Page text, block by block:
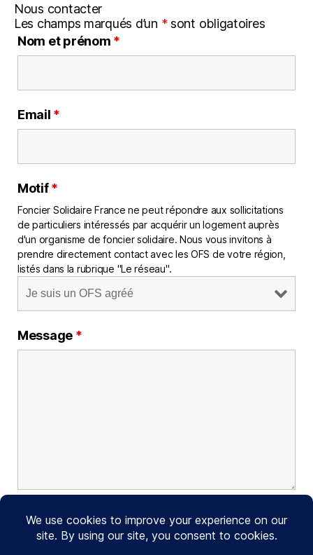
Nous contacter
Les champs marqués d’un *sont obligatoires
Nom et prénom *
Email *
Motif*
Foncier Solidaire France ne peut répondre aux sollicitations
de particuliers intéressés par acquérir un logement auprès
d'un organisme de foncier solidaire. Nous vous invitons à
prendre directement contact avec les OFS de votre région,
listés dans la rubrique "Le réseau".
Message *